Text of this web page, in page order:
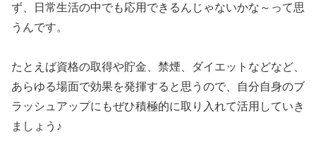
ず、日常生活の中でも応用できるんじゃないかな～って思
うんです。
たとえば資格の取得や貯金、禁煙、ダイエットなどなど、
あらゆる場面で効果を発揮すると思うので、自分自身のブ
ラッシュアップにもぜひ積極的に取り入れて活用していき
ましょう♪